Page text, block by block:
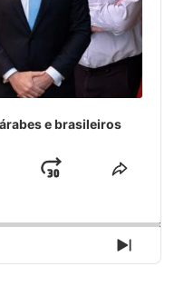
e brasileiros
JUMP
NEXT